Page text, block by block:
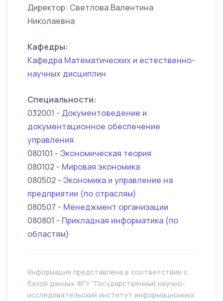
Директор: Светлова Валентина
Николаевна
Кафедры:
Кафедра Математических и естественно-
научных дисциплин
Специальности:
032001 - Документоведение и
документационное обеспечение
управления
080101 - Экономическая теория
080102 - Мировая экономика
080502 - Экономика и управление на
предприятии (по отраслям)
080507 - Менеджмент организации
080801 - Прикладная информатика (по
областям)
Информация представлена в соответствии с
базой данных ФГУ "Государственный научно-
исследовательский институт информационных